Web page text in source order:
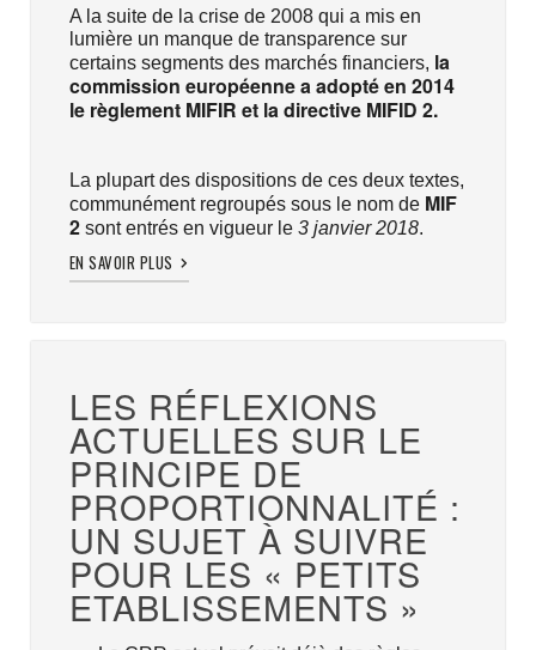
A la suite de la crise de 2008 qui a mis en
lumière un manque de transparence sur
certains segments des marchés financiers, la
commission européenne a adopté en 2014
le règlement MIFIR et la directive MIFID 2.
La plupart des dispositions de ces deux textes,
communément regroupés sous le nom de MIF
2sont entrés en vigueur le 3 janvier 2018.
EN SAVOIR PLUS
LES RÉFLEXIONS
ACTUELLES SUR LE
PRINCIPE DE
PROPORTIONNALITÉ :
UN SUJET À SUIVRE
POUR LES « PETITS
ETABLISSEMENTS »